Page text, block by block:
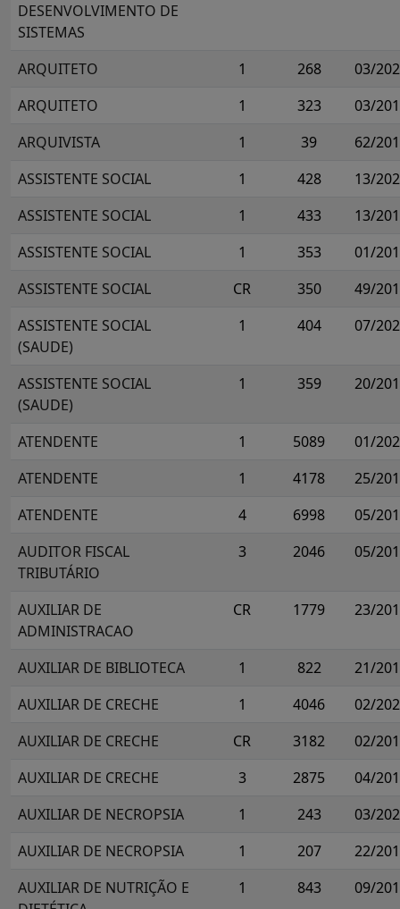
DESENVOLVIMENTO DE
SISTEMAS
ARQUITETO 1 268
03/
ARQUITETO
1 323
03/
ARQUIVISTA
1 39
62/
ASSISTENTE SOCIAL
1 428
13/
ASSISTENTE SOCIAL
1 433
13/
ASSISTENTE SOCIAL
1 353
01/
ASSISTENTE SOCIAL
CR 350
49/
ASSISTENTE SOCIAL
(SAUDE)
1 404 07/
ASSISTENTE SOCIAL
(SAUDE)
1 359 20/
ATENDENTE 1 5089
01/
ATENDENTE
1 4178
25/
ATENDENTE
4 6998
05/
AUDITOR FISCAL
TRIBUTÁRIO
3 2046 05/
AUXILIAR DE
ADMINISTRACAO
CR 1779 23/
AUXILIAR DE BIBLIOTECA 1 822
21/
AUXILIAR DE CRECHE
1 4046
02/
AUXILIAR DE CRECHE
CR 3182
02/
AUXILIAR DE CRECHE
3 2875
04/
AUXILIAR DE NECROPSIA
1 243
03/
AUXILIAR DE NECROPSIA
1 207
22/
AUXILIAR DE NUTRIÇÃO E
1 843 09/